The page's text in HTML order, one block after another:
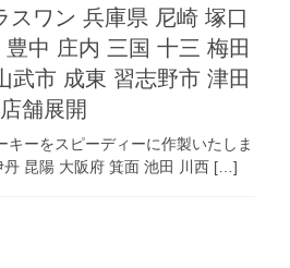
ワン 兵庫県 尼崎 塚口
中 庄内 三国 十三 梅田
武市 成東 習志野市 津田
舗展開
ーをスピーディーに作製いたしま
丹 昆陽 大阪府 箕面 池田 川西 […]